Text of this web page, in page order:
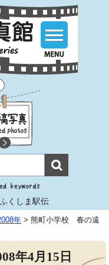
ふくしま駅伝
年 > 熊町小学校 春の遠
年4月15日